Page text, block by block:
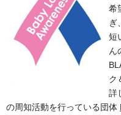
希
ぎ
短
ん
ク
詳
の周知活動を行っている団体